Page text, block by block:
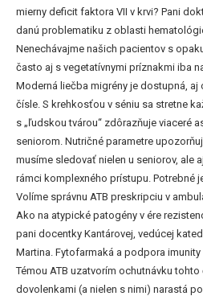
mierny deficit faktora VII v krvi? Pani
danú problematiku z oblasti
Nenechávajme našich pacientov s
často aj s vegetatívnymi príznakmi iba
Moderná liečba migrény je dostupná,
čísle. S krehkosťou v séniu sa stretne
s „ľudskou tvárou“ zdôrazňuje viaceré
seniorom. Nutričné parametre
musíme sledovať nielen u seniorov, ale
rámci komplexného prístupu. Potrebné
Volíme správnu ATB preskripciu v
Ako na atypické patogény v ére
pani docentky Kantárovej, vedúcej
Martina. Fytofarmaká a podpora imunity
Témou ATB uzatvorím ochutnávku
dovolenkami (a nielen s nimi) narastá